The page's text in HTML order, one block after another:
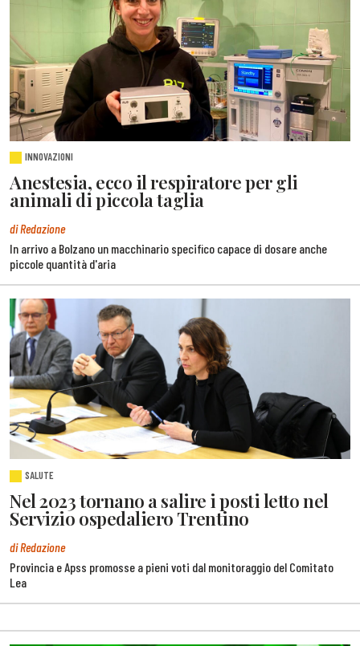
INNOVAZIONI
Anestesia, ecco il respiratore per gli
animali di piccola taglia
di Redazione
In arrivo a Bolzano un macchinario specifico capace di dosare anche
piccole quantità d'aria
SALUTE
Nel 2023 tornano a salire i posti letto nel
Servizio ospedaliero Trentino
di Redazione
Provincia e Apss promosse a pieni voti dal monitoraggio del Comitato
Lea